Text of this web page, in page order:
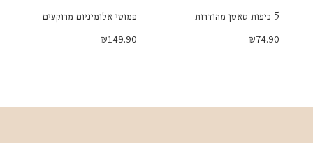
5 כיפות סאטן מהודרות
₪74.90
פמוטי אלומיניום מרוקעים
₪149.90